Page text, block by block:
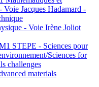
Voie Jacques Hadamard -
- Voie Irène Joliot
STEPE - Sciences pour
Sciences for
challenges
materials